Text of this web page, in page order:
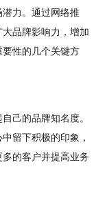
力。通过网络推
品牌影响力，增加
性的几个关键方
己的品牌知名度。
留下积极的印象，
的客户并提高业务